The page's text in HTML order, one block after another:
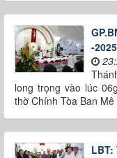
-2025
long trọng vào lúc
thờ Chính Tòa Ban Mê
LBT: